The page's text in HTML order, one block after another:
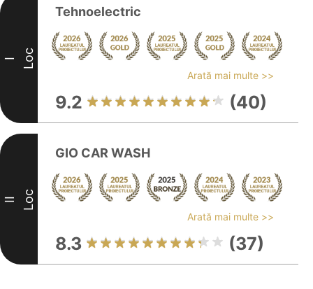
I Loc
Tehnoelectric
Arată mai multe >>
9.2 (40)
II Loc
GIO CAR WASH
Arată mai multe >>
8.3 (37)